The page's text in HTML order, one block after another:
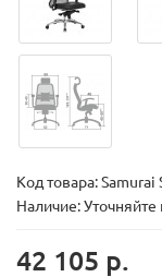
Код товара:Samurai
Наличие:
42 105 р.